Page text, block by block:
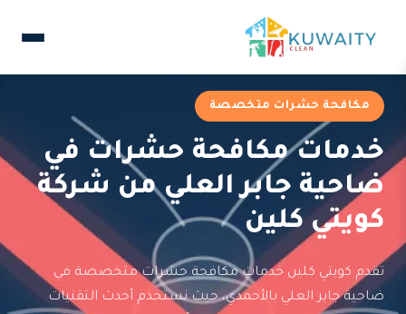
مكافحة حشرات متخصصة
خدمات مكافحة حشرات في
ضاحية جابر العلي من شركة
كويتي كلين
تقدم كويتي كلين خدمات مكافحة حشرات متخصصة في
ضاحية جابر العلي بالأحمدي، حيث نستخدم أحدث التقنيات